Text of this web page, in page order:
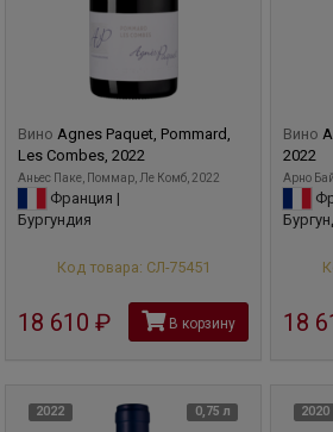
Вино Agnes Paquet, Pommard,
Les Combes, 2022
Аньес Паке, Поммар, Ле Комб, 2022
Франция |
Бургундия
Код товара: СЛ-75451
18 610 рубВ корзину
Вино
2022
Арно
18
2022 0,75 л 2020